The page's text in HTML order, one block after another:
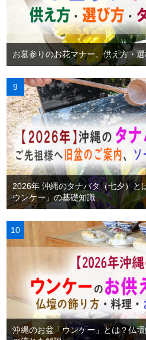
お墓参りのお花マナー。供え方・
2026年 沖縄のタナバタ（七夕）と
ウンケー」の基礎知識
沖縄のお盆「ウンケー」とは？仏